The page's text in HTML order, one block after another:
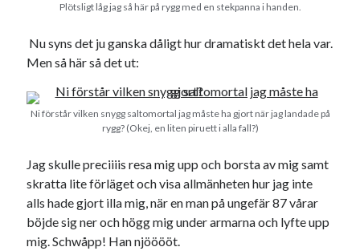
Plötsligt låg jag så här på rygg med en stekpanna i handen.
Nu syns det ju ganska dåligt hur dramatiskt det hela var.
Men så här så det ut:
Ni förstår vilken snygg saltomortal jag måste ha gjort när jag landade på
rygg? (Okej, en liten piruett i alla fall?)
Jag skulle preciiiis resa mig upp och borsta av mig samt
skratta lite förläget och visa allmänheten hur jag inte
alls hade gjort illa mig, när en man på ungefär 87 vårar
böjde sig ner och högg mig under armarna och lyfte upp
mig. Schwåpp! Han njööööt.